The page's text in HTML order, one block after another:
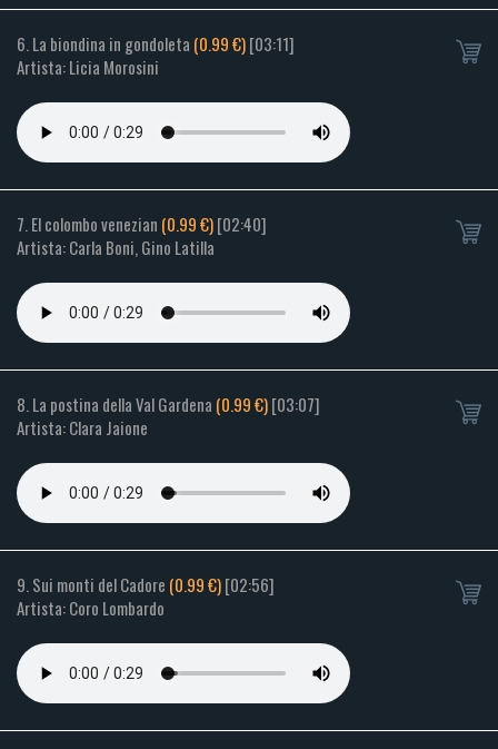
6. La biondina in gondoleta (0.99 €)[03:11]
Artista: Licia Morosini
7. El colombo venezian (0.99 €)[02:40]
Artista: Carla Boni, Gino Latilla
8. La postina della Val Gardena (0.99 €)[03:07]
Artista: Clara Jaione
9. Sui monti del Cadore (0.99 €)[02:56]
Artista: Coro Lombardo